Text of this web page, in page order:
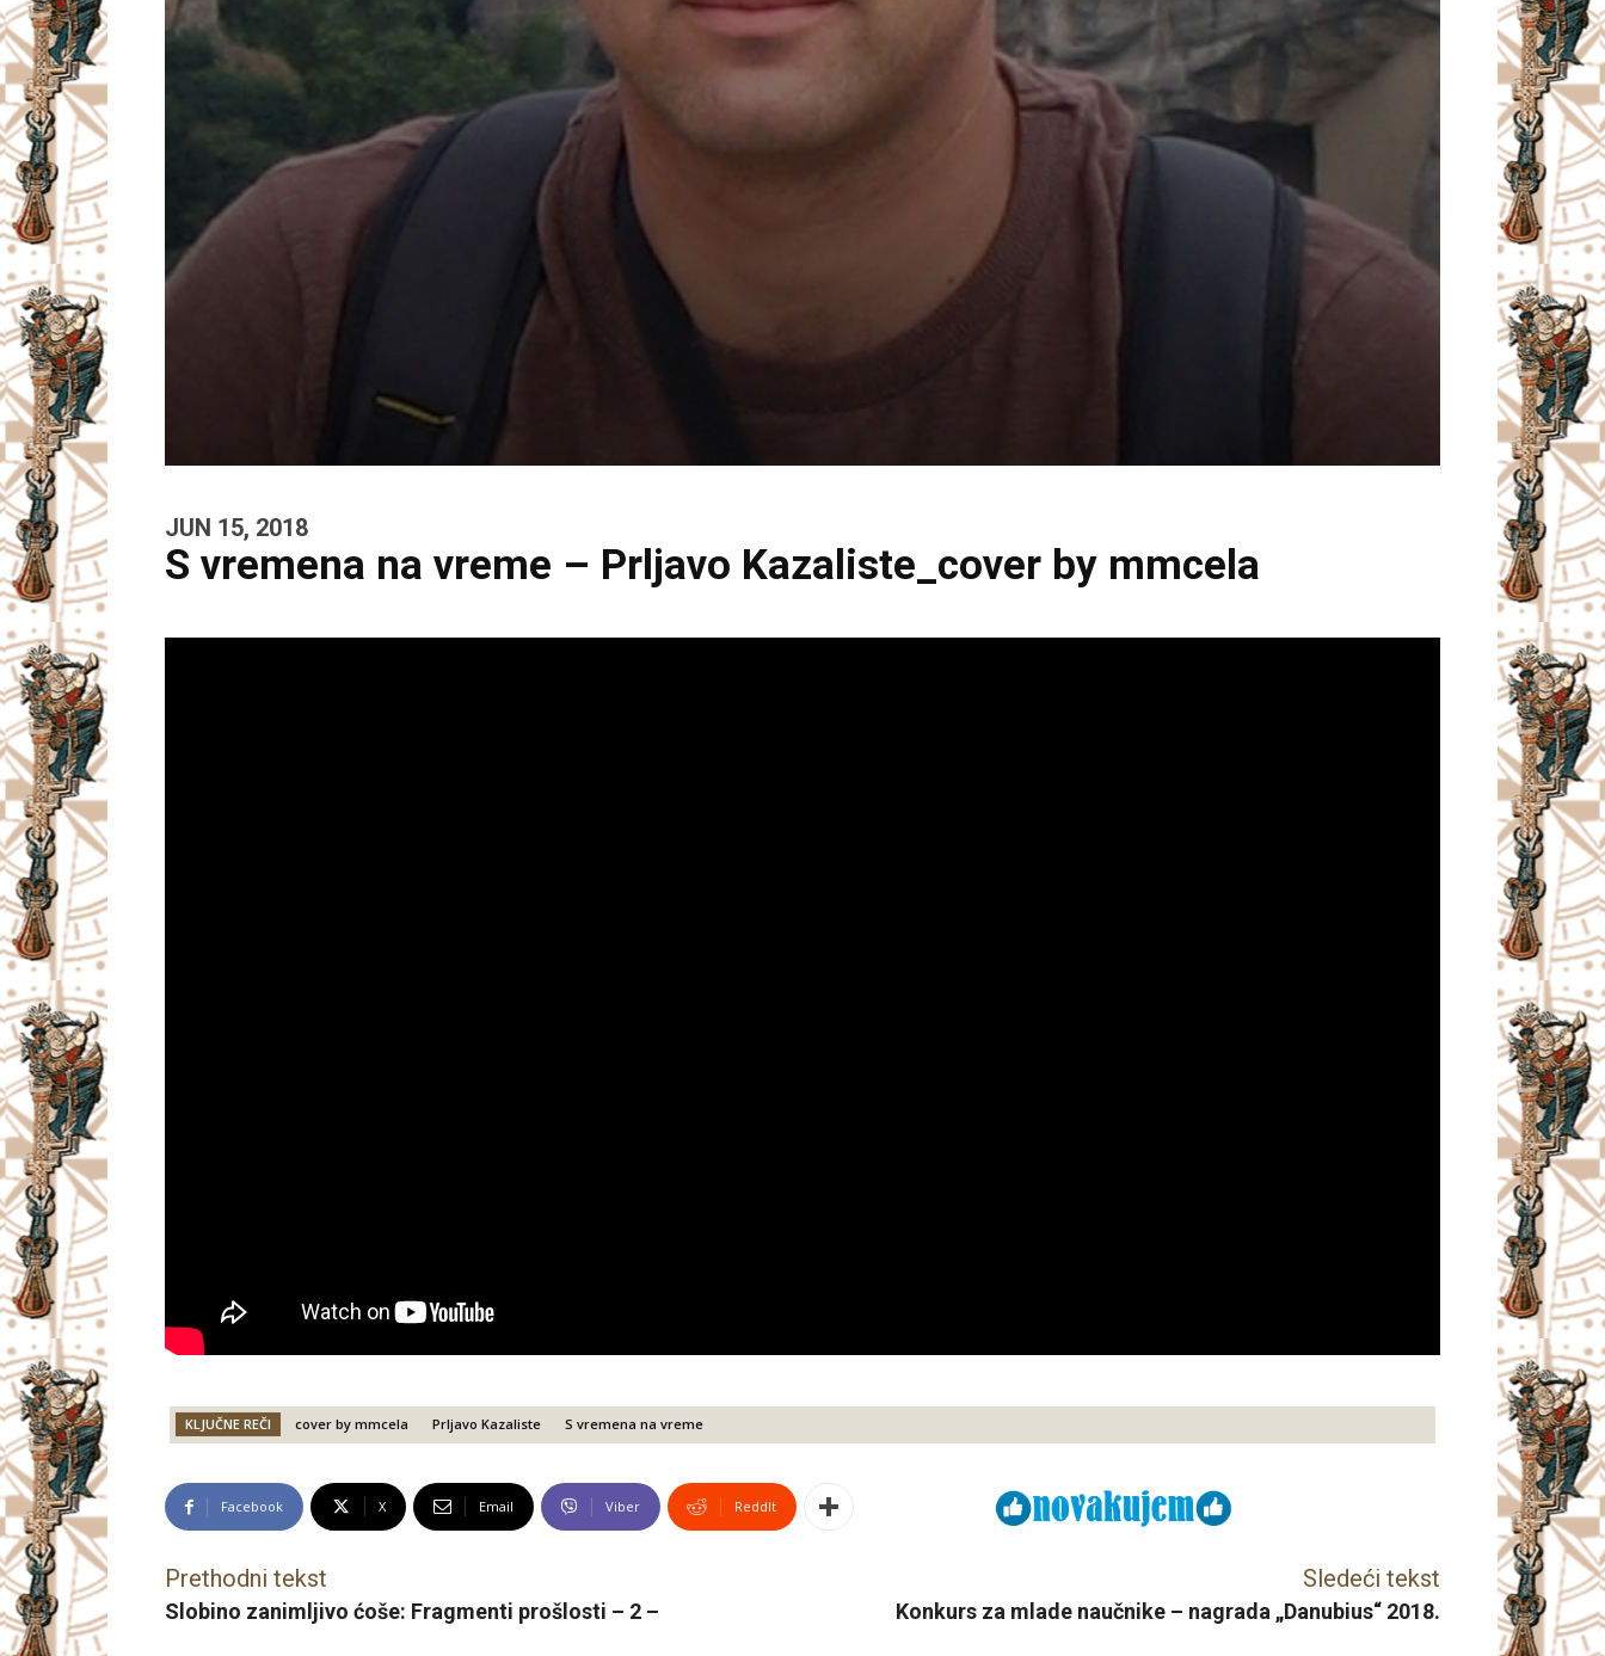
JUN 15, 2018
S vremena na vreme – Prljavo Kazaliste_cover by mmcela
KLJUČNE REČI cover by mmcela Prljavo Kazaliste S vremena na vreme
Facebook X Email Viber ReddIt
Prethodni tekst
Slobino zanimljivo ćoše: Fragmenti prošlosti – 2 –
Sledeći tekst
Konkurs za mlade naučnike – nagrada „Danubius“ 2018.